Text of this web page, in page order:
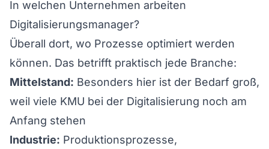
In welchen Unternehmen arbeiten
Digitalisierungsmanager?
Überall dort, wo Prozesse optimiert werden
können. Das betrifft praktisch jede Branche:
Mittelstand: Besonders hier ist der Bedarf groß,
weil viele KMU bei der Digitalisierung noch am
Anfang stehen
Industrie: Produktionsprozesse,